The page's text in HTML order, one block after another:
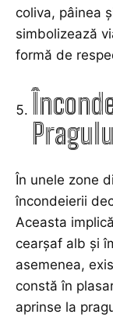
coliva, pâinea
simbolizează
formă de
În unele zone
încondeierii
Aceasta
cearșaf alb și
asemenea,
constă în
aprinse la